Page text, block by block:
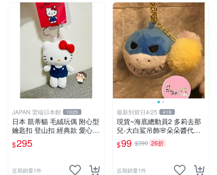
JAPAN 雲端日本館 1025
日本 凱蒂貓 毛絨玩偶 附心型
鑰匙扣 登山扣 經典款 愛心
心型
$295
近期銷量1件
最新到貨日4/25 419
現貨~海底總動員2 多莉去那
兒-大白鯊吊飾🌸朵朵醬代購
🌸
$99 $390 26折
近期銷量1件